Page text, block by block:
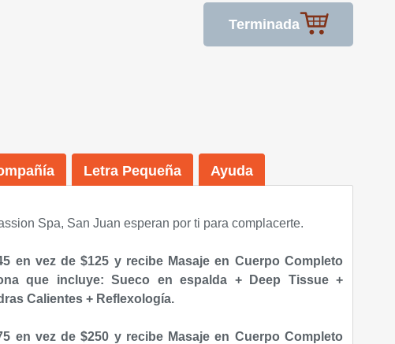
Terminada
Letra Pequeña Ayuda
Spa, San Juan esperan por ti para complacerte.
en vez de $125 y recibe Masaje en Cuerpo Completo
que incluye: Sueco en espalda + Deep Tissue +
Calientes + Reflexología.
en vez de $250 y recibe Masaje en Cuerpo Completo